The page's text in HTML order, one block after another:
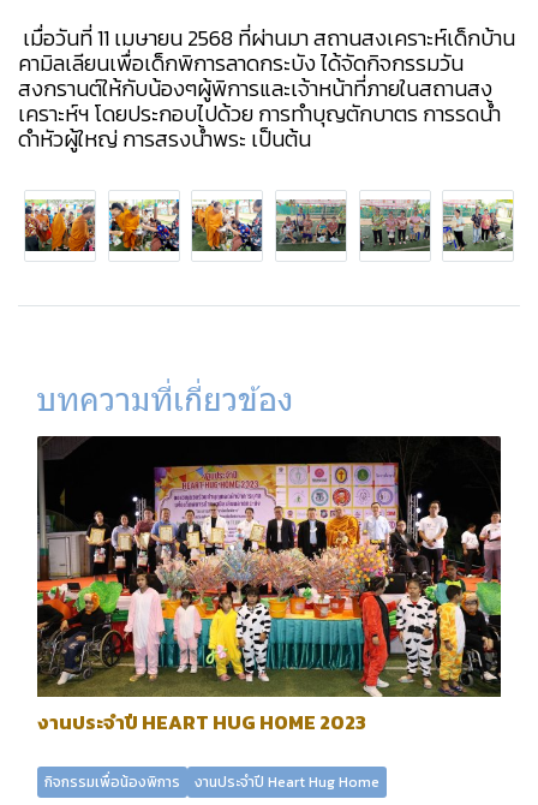
เมื่อวันที่ 11 เมษายน 2568 ที่ผ่านมา สถานสงเคราะห์เด็กบ้าน
คามิลเลียนเพื่อเด็กพิการลาดกระบัง ได้จัดกิจกรรมวัน
สงกรานต์ให้กับน้องๆผู้พิการและเจ้าหน้าที่ภายในสถานสง
เคราะห์ฯ โดยประกอบไปด้วย การทำบุญตักบาตร การรดน้ำ
ดำหัวผู้ใหญ่ การสรงน้ำพระ เป็นต้น
บทความที่เกี่ยวข้อง
งานประจำปี HEART HUG HOME 2023
กิจกรรมเพื่อน้องพิการ งานประจำปี Heart Hug Home